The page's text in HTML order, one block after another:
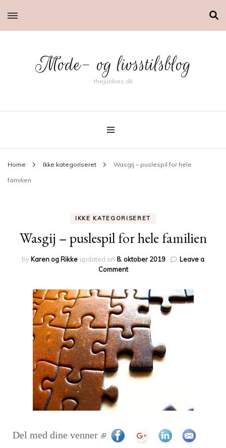
Mode- og livsstilsblog
thejunkies.dk
Home Ikke kategoriseret Wasgij – puslespil for hele
familien
IKKE KATEGORISERET
Wasgij – puslespil for hele familien
by Karen og Rikke updated on 8. oktober 2019
Leave a
Commenton
–
puslespil
for
hele
familien
Del med dine venner